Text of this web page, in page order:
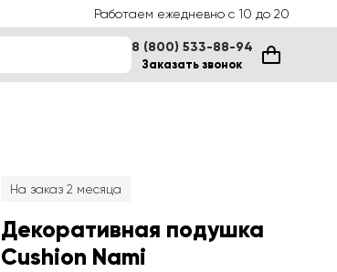
Работаем ежедневно с 10 до 20
8 (800) 533-88-94
Заказать звонок
На заказ 2 месяца
Декоративная подушка
Cushion Nami